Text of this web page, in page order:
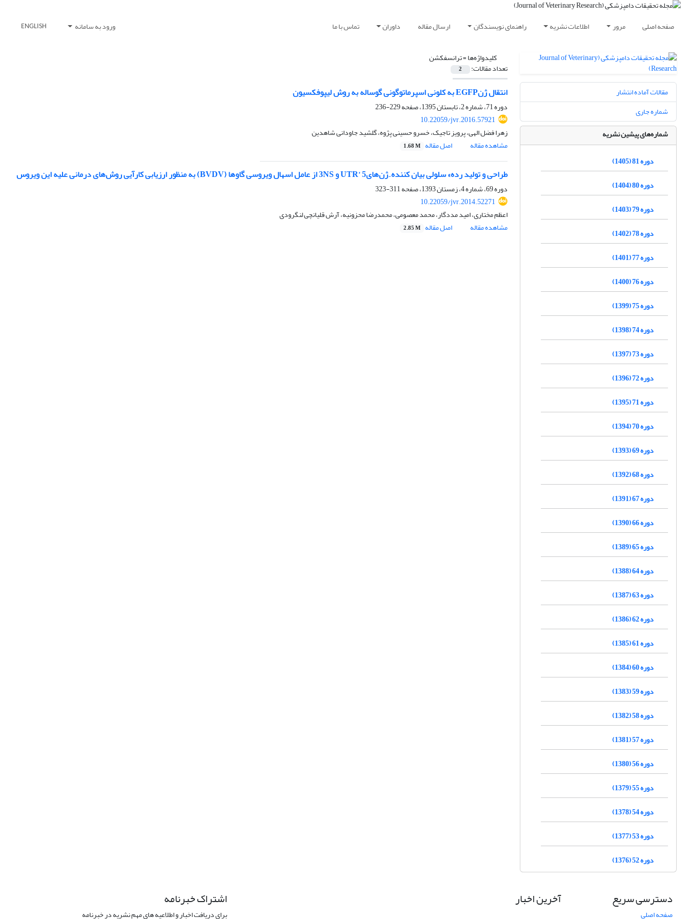
صفحه اصلی مرور اطلاعات نشریه راهنمای نویسندگان ارسال مقاله داوران تماس با ما ورود به سامانه ENGLISH
کلیدواژه‌ها =ترانسفکشن
تعداد مقالات: 2
انتقال ژنEGFP به کلونی اسپرماتوگونی گوساله به روش لیپوفکسیون
دوره 71، شماره 2، تابستان 1395، صفحه
229-236
10.22059/jvr.2016.57921
زهرا فضل الهی، پرویز تاجیک، خسرو حسینی پژوه، گلشید جاودانی شاهدین
مشاهده مقاله
اصل مقاله 1.68 M
طراحی و تولید رده»‌ سلولی بیان کننده ِ ژن‌های‌UTR’ 5 و ‌3NS از عامل اسهال ویروسی گاوها ‌(BVDV)‌ به منظور ارزیابی کارآیی روش‌های درمانی علیه این ویروس
دوره 69، شماره 4، زمستان 1393، صفحه
311-323
10.22059/jvr.2014.52271
اعظم مختاری، امید مددگار، محمد معصومی، محمدرضا محزونیه، آرش قلیانچی لنگرودی
مشاهده مقاله
اصل مقاله 2.85 M
مقالات آماده انتشار
شماره جاری
شماره‌های پیشین نشریه
دوره 81 (1405)
دوره 80 (1404)
دوره 79 (1403)
دوره 78 (1402)
دوره 77 (1401)
دوره 76 (1400)
دوره 75 (1399)
دوره 74 (1398)
دوره 73 (1397)
دوره 72 (1396)
دوره 71 (1395)
دوره 70 (1394)
دوره 69 (1393)
دوره 68 (1392)
دوره 67 (1391)
دوره 66 (1390)
دوره 65 (1389)
دوره 64 (1388)
دوره 63 (1387)
دوره 62 (1386)
دوره 61 (1385)
دوره 60 (1384)
دوره 59 (1383)
دوره 58 (1382)
دوره 57 (1381)
دوره 56 (1380)
دوره 55 (1379)
دوره 54 (1378)
دوره 53 (1377)
دوره 52 (1376)
دسترسی سریع
صفحه اصلی
آخرین اخبار اشتراک خبرنامه
برای دریافت اخبار و اطلاعیه های مهم نشریه در خبرنامه